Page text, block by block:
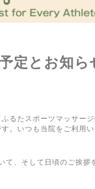
定とお知ら
るたスポーツマッサー
。いつも当院をご利用
て、そして日頃のご挨拶